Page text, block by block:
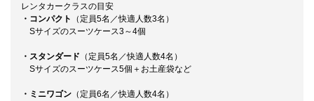
レンタカークラスの目安
・コンパクト
（定員5名／快適人数3名）
Sサイズのスーツケース3～4個
・スタンダード （定員5名／快適人数4名）
Sサイズのスーツケース5個＋お土産袋など
・ミニワゴン （定員6名／快適人数4名）